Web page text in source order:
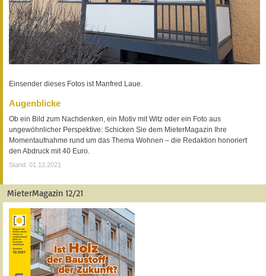
Einsender dieses Fotos ist Manfred Laue.
Augenblicke
Ob ein Bild zum Nachdenken, ein Motiv mit Witz oder ein Foto aus
ungewöhnlicher Perspektive: Schicken Sie dem MieterMagazin Ihre
Momentaufnahme rund um das Thema Wohnen – die Redaktion honoriert
den Abdruck mit 40 Euro.
Stand: 01.12.2021
MieterMagazin 12/21